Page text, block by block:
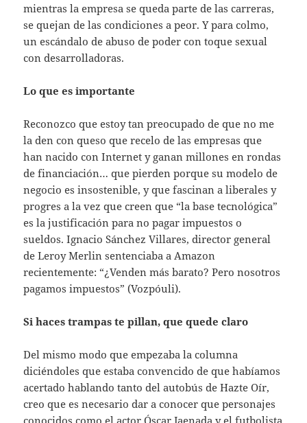
mientras la empresa se queda parte de las carreras,
se quejan de las condiciones a peor. Y para colmo,
un escándalo de abuso de poder con toque sexual
con desarrolladoras.
Lo que es importante
Reconozco que estoy tan preocupado de que no me
la den con queso que recelo de las empresas que
han nacido con Internet y ganan millones en rondas
de financiación… que pierden porque su modelo de
negocio es insostenible, y que fascinan a liberales y
progres a la vez que creen que “la base tecnológica”
es la justificación para no pagar impuestos o
sueldos. Ignacio Sánchez Villares, director general
de Leroy Merlin sentenciaba a Amazon
recientemente: “¿Venden más barato? Pero nosotros
pagamos impuestos” (Vozpóuli).
Si haces trampas te pillan, que quede claro
Del mismo modo que empezaba la columna
diciéndoles que estaba convencido de que habíamos
acertado hablando tanto del autobús de Hazte Oír,
creo que es necesario dar a conocer que personajes
conocidos como el actor Óscar Jaenada y el futbolista